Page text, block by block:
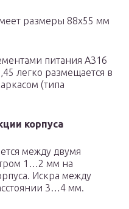
размеры 88х55 мм
питания А316
легко размещается в
(типа
корпуса
между двумя
1…2 мм на
Искра между
3…4 мм.